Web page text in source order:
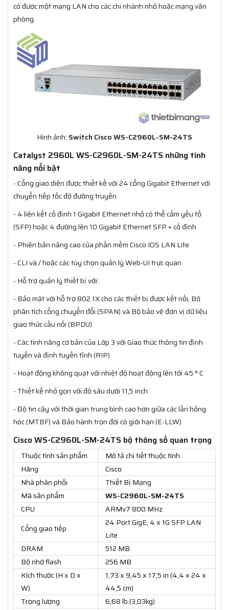
có được một mạng LAN cho các chi nhánh nhỏ hoặc mạng văn
phòng.
Hình ảnh: Switch Cisco WS-C2960L-SM-24TS
Catalyst 2960L WS-C2960L-SM-24TS những tính
năng nổi bật
- Cổng giao diện được thiết kế với 24 cổng Gigabit Ethernet với
chuyển tiếp tốc độ đường truyền
- 4 liên kết cố định 1 Gigabit Ethernet nhỏ có thể cắm yếu tố
(SFP) hoặc 4 đường lên 10 Gigabit Ethernet SFP + cố định
- Phiên bản nâng cao của phần mềm Cisco IOS LAN Lite
- CLI và / hoặc các tùy chọn quản lý Web-UI trực quan
- Hỗ trợ quản lý thiết bị với:
- Bảo mật với hỗ trợ 802.1X cho các thiết bị được kết nối, Bộ
phân tích cổng chuyển đổi (SPAN) và Bộ bảo vệ đơn vị dữ liệu
giao thức cầu nối (BPDU)
- Các tính năng cơ bản của Lớp 3 với Giao thức thông tin định
tuyến và định tuyến tĩnh (RIP)
- Hoạt động không quạt với nhiệt độ hoạt động lên tới 45 ° C
- Thiết kế nhỏ gọn với độ sâu dưới 11,5 inch
- Độ tin cậy với thời gian trung bình cao hơn giữa các lần hỏng
hóc (MTBF) và Bảo hành trọn đời có giới hạn (E-LLW)
Cisco WS-C2960L-SM-24TS bộ thông số quan trọng
Thuộc tính sản phẩm
Mô tả chi tiết thuộc tính
Hãng
Cisco
Nhà phân phối
Thiết Bị Mạng
Mã sản phẩm
WS-C2960L-SM-24TS
CPU
ARMv7 800 MHz
Cổng giao tiếp
24 Port GigE, 4 x 1G SFP LAN
Lite
DRAM
512 MB
Bộ nhớ flash
256 MB
Kích thước (H x D x
W)
1,73 x 9,45 x 17,5 in (4,4 x 24 x
44,5 cm)
Trọng lượng
6,68 lb (3,03kg)